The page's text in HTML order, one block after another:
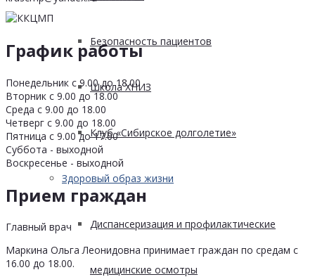
Безопасность пациентов
Школа ХНИЗ
Клуб «Сибирское долголетие»
Здоровый образ жизни
Диспансеризация и профилактические
медицинские осмотры
График работы
Понедельник с 9.00 до 18.00
Вторник с 9.00 до 18.00
Среда с 9.00 до 18.00
Четверг с 9.00 до 18.00
Пятница с 9.00 до 17.00
Суббота - выходной
Воскресенье - выходной
Прием граждан
Главный врач
Маркина Ольга Леонидовна принимает граждан по средам с
16.00 до 18.00.